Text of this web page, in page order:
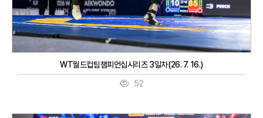
WT월드컵팀챔피언십시리즈 3일차(26. 7. 16.)
52